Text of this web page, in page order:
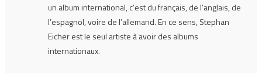
un album international, c’est du français, de l’anglais, de
l’espagnol, voire de l’allemand. En ce sens, Stephan
Eicher est le seul artiste à avoir des albums
internationaux.